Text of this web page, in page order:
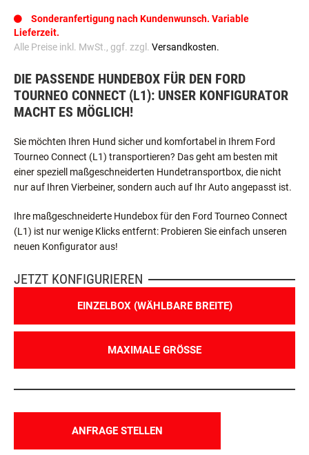
Sonderanfertigung nach Kundenwunsch. Variable
Lieferzeit.
Alle Preise inkl. MwSt., ggf. zzgl. Versandkosten.
DIE PASSENDE HUNDEBOX FÜR DEN FORD
TOURNEO CONNECT (L1): UNSER KONFIGURATOR
MACHT ES MÖGLICH!
Sie möchten Ihren Hund sicher und komfortabel in Ihrem Ford
Tourneo Connect (L1) transportieren? Das geht am besten mit
einer speziell maßgeschneiderten Hundetransportbox, die nicht
nur auf Ihren Vierbeiner, sondern auch auf Ihr Auto angepasst ist.
Ihre maßgeschneiderte Hundebox für den Ford Tourneo Connect
(L1) ist nur wenige Klicks entfernt: Probieren Sie einfach unseren
neuen Konfigurator aus!
JETZT KONFIGURIEREN
EINZELBOX (WÄHLBARE BREITE)
MAXIMALE GRÖSSE
ANFRAGE STELLEN